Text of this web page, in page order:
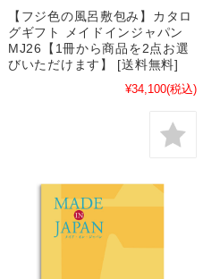
【フジ色の風呂敷包み】カタロ
グギフト メイドインジャパン
MJ26【1冊から商品を2点お選
びいただけます】 [送料無料]
¥34,100(税込)